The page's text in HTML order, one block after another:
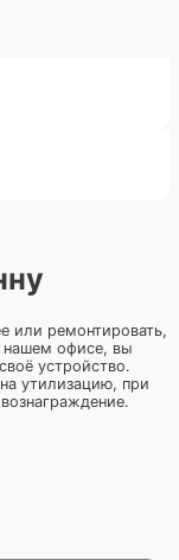
или ремонтировать,
нашем офисе, вы
устройство.
утилизацию, при